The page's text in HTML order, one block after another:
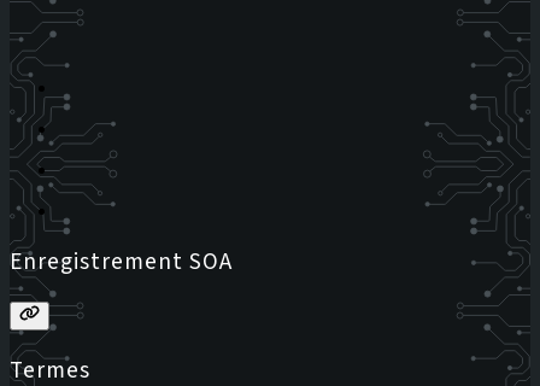
Enregistrement SOA
Termes